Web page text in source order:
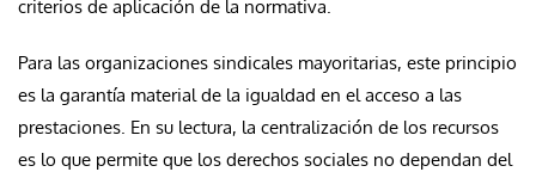
criterios de aplicación de la normativa.
Para las organizaciones sindicales mayoritarias, este principio
es la garantía material de la igualdad en el acceso a las
prestaciones. En su lectura, la centralización de los recursos
es lo que permite que los derechos sociales no dependan del